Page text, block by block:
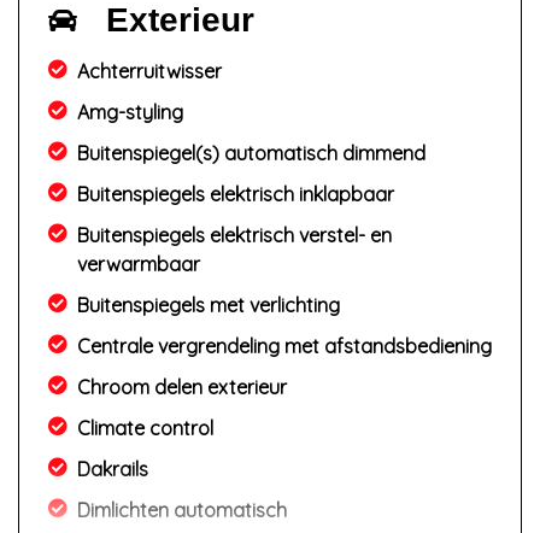
Exterieur
Achterruitwisser
Amg-styling
Buitenspiegel(s) automatisch dimmend
Buitenspiegels elektrisch inklapbaar
Buitenspiegels elektrisch verstel- en
verwarmbaar
Buitenspiegels met verlichting
Centrale vergrendeling met afstandsbediening
Chroom delen exterieur
Climate control
Dakrails
Dimlichten automatisch